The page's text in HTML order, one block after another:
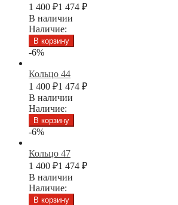
1 400 ₽1 474 ₽
В наличии
Наличие:
В корзину
-6%
Кольцо 44
1 400 ₽1 474 ₽
В наличии
Наличие:
В корзину
-6%
Кольцо 47
1 400 ₽1 474 ₽
В наличии
Наличие:
В корзину